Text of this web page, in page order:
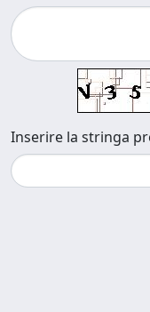
Inserire la stringa